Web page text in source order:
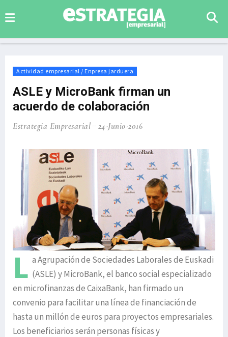
Actividad empresarial / Enpresa jarduera
ASLE y MicroBank firman un
acuerdo de colaboración
Estrategia Empresarial 24-Junio-2016
L a Agrupación de Sociedades Laborales de Euskadi
(ASLE) y MicroBank, el banco social especializado
en microfinanzas de CaixaBank, han firmado un
convenio para facilitar una línea de financiación de
hasta un millón de euros para proyectos empresariales.
Los beneficiarios serán personas físicas y